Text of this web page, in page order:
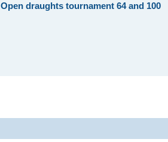
draughts tournament 64 and 100